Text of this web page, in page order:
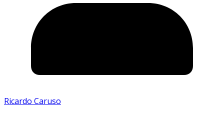
Ricardo Caruso